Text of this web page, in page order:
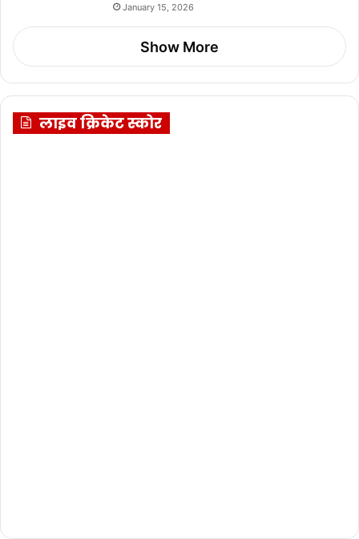
January 15, 2026
Show More
लाइव क्रिकेट स्कोर